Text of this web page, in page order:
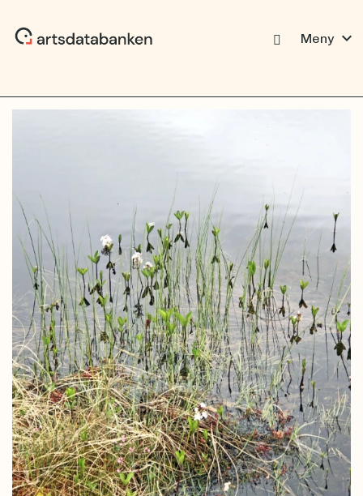
Meny expand_more